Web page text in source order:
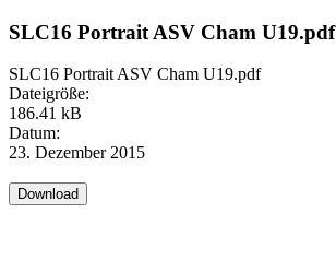
SLC16 Portrait ASV Cham U19.pdf
SLC16 Portrait ASV Cham U19.pdf
Dateigröße:
186.41 kB
Datum:
23. Dezember 2015